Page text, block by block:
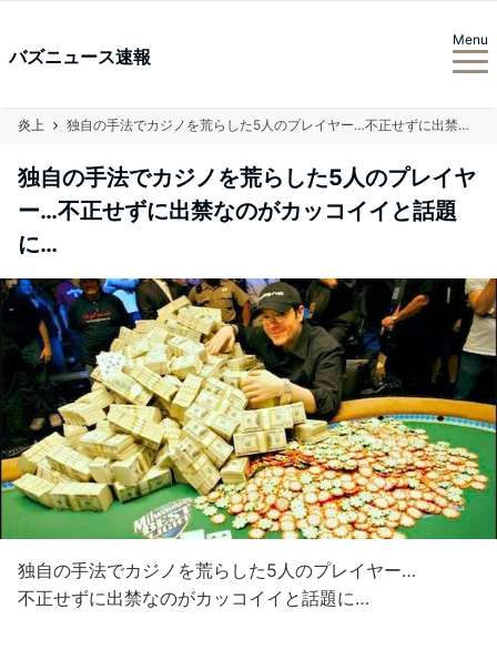
バズニュース速報
Menu
炎上 独自の手法でカジノを荒らした5人のプレイヤー…不正せずに出禁なのがカッコイイと話題に…
独自の手法でカジノを荒らした5人のプレイヤ
ー…不正せずに出禁なのがカッコイイと話題
に…
独自の手法でカジノを荒らした5人のプレイヤー…
不正せずに出禁なのがカッコイイと話題に…